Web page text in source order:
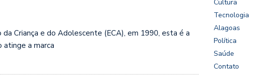
Criança e do Adolescente (ECA), em 1990, esta é a
atinge a marca
Cultura
Tecnologia
Alagoas
Política
Saúde
Contato